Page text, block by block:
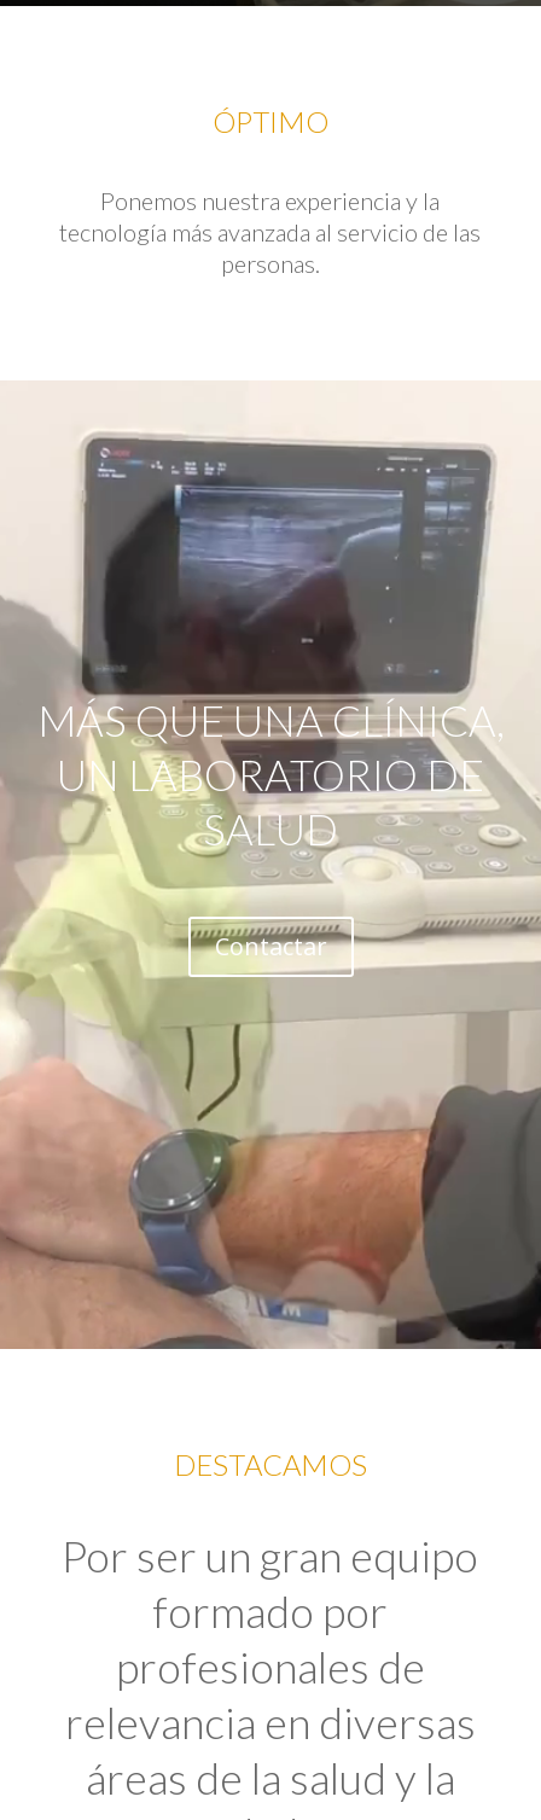
ÓPTIMO
Ponemos nuestra experiencia y la
tecnología más avanzada al servicio de las
personas.
MÁS QUE UNA CLÍNICA,
UN LABORATORIO DE
SALUD
Contactar
DESTACAMOS
Por ser un gran equipo
formado por
profesionales de
relevancia en diversas
áreas de la salud y la